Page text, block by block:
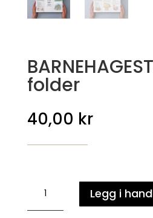
folder
40,00 kr
BARNEHAGESTART
folder
antall
Legg i